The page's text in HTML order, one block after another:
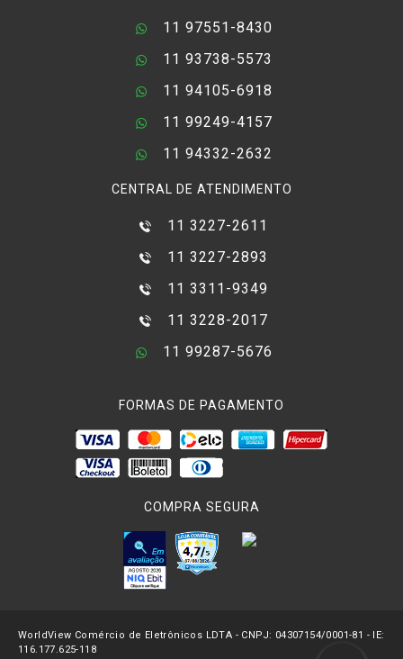
11 97551-8430
11 93738-5573
11 94105-6918
11 99249-4157
11 94332-2632
CENTRAL DE ATENDIMENTO
11 3227-2611
11 3227-2893
11 3311-9349
11 3228-2017
11 99287-5676
FORMAS DE PAGAMENTO
COMPRA SEGURA
WorldView Comércio de Eletrônicos LDTA - CNPJ: 04307154/0001-81 - IE:
116.177.625-118